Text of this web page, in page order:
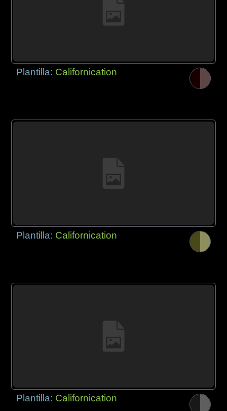
Plantilla: Californication
Plantilla: Californication
Plantilla: Californication